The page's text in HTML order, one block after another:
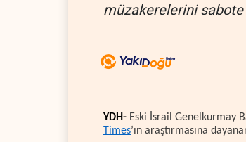
müzakerelerini sabote
YDH- Eski İsrail Genelkurmay
Times’ın araştırmasına